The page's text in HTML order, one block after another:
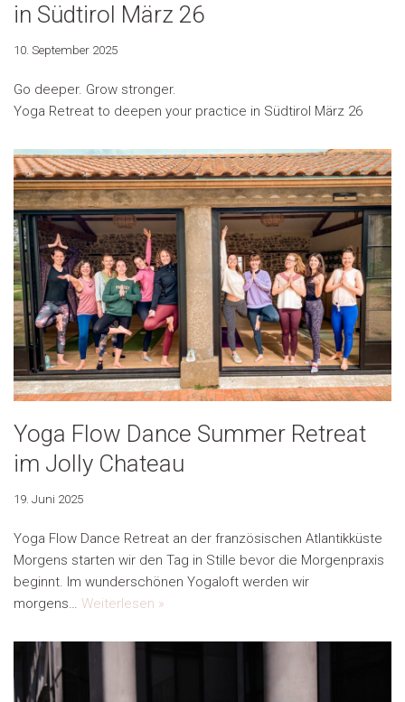
in Südtirol März 26
10. September 2025
Go deeper. Grow stronger.
Yoga Retreat to deepen your practice in Südtirol März 26
Yoga Flow Dance Summer Retreat
im Jolly Chateau
19. Juni 2025
Yoga Flow Dance Retreat an der französischen Atlantikküste
Morgens starten wir den Tag in Stille bevor die Morgenpraxis
beginnt. Im wunderschönen Yogaloft werden wir
morgens… Weiterlesen »